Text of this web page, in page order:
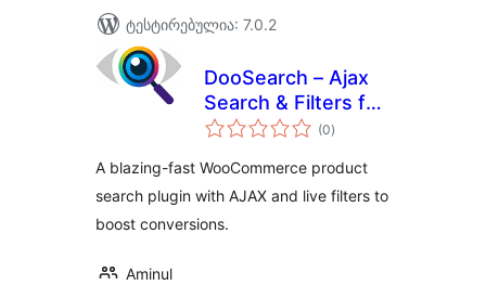
ტესტირებულია: 7.0.2
DooSearch – Ajax
Search & Filters for
WooCommerce
(0საერთო
რეიტინგი
)
A blazing-fast WooCommerce product
search plugin with AJAX and live filters to
boost conversions.
Aminul